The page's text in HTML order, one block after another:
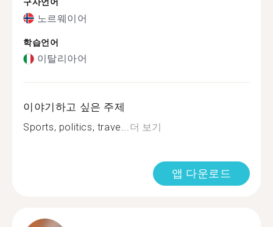
구사언어
노르웨이어
학습언어
이탈리아어
이야기하고 싶은 주제
Sports, politics, trave...더 보기
앱 다운로드